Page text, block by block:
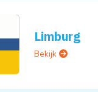
Limburg
Bekijk